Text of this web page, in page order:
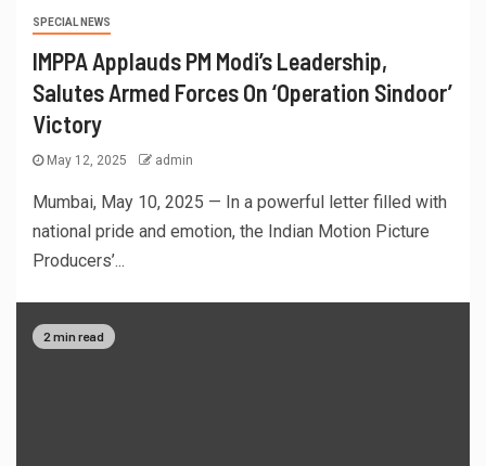
SPECIAL NEWS
IMPPA Applauds PM Modi’s Leadership,
Salutes Armed Forces On ‘Operation Sindoor’
Victory
May 12, 2025 admin
Mumbai, May 10, 2025 — In a powerful letter filled with
national pride and emotion, the Indian Motion Picture
Producers’...
2 min read